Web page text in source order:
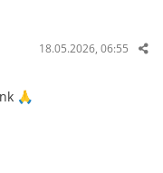
18.05.2026, 06:55
🙏